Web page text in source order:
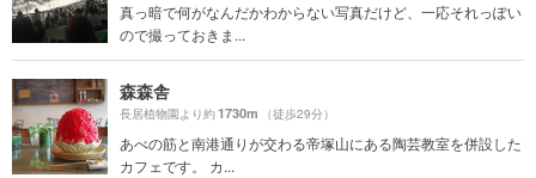
真っ暗で何がなんだかわからない写真だけど、一応それっぽい
ので撮っておきま...
森森舎
長居植物園より約1730m （徒歩29分）
あべの筋と南港通りが交わる帝塚山にある陶芸教室を併設した
カフェです。 カ...